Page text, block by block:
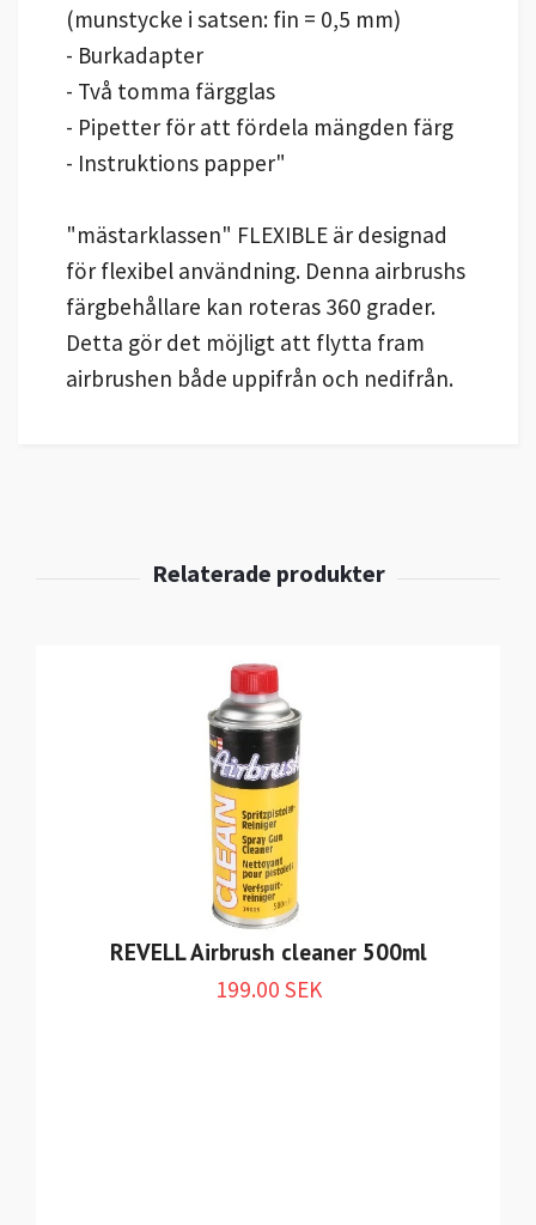
(munstycke i satsen: fin = 0,5 mm)
- Burkadapter
- Två tomma färgglas
- Pipetter för att fördela mängden färg
- Instruktions papper"
"mästarklassen" FLEXIBLE är designad
för flexibel användning. Denna airbrushs
färgbehållare kan roteras 360 grader.
Detta gör det möjligt att flytta fram
airbrushen både uppifrån och nedifrån.
REVELL Airbrush cleaner 500ml
199.00 SEK